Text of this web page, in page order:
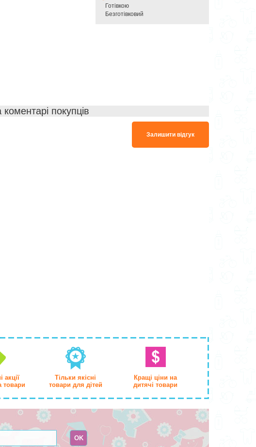
Готівкою
Безготівковий
коментарі покупців
Залишити відгук
акції
товари
Тільки якісні
товари для дітей
Кращі ціни на
дитячі товари